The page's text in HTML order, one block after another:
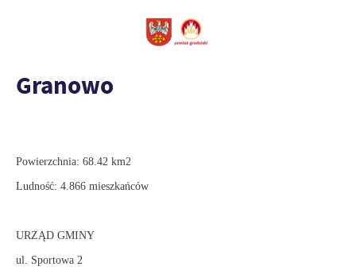
Granowo
Powierzchnia: 68.42 km2
Ludność: 4.866 mieszkańców
URZĄD GMINY
ul. Sportowa 2